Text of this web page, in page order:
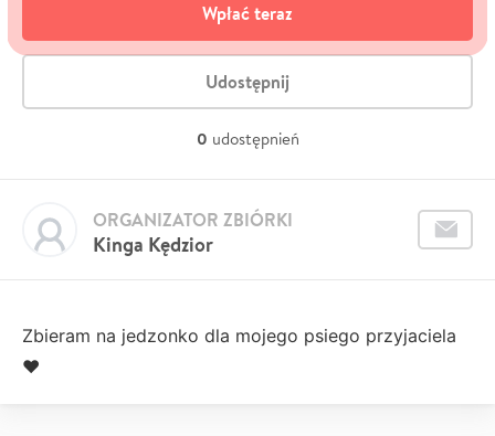
Wpłać teraz
Udostępnij
0 udostępnień
Kinga Kędzior
ORGANIZATOR ZBIÓRKI
Zbieram na jedzonko dla mojego psiego przyjaciela
❤️